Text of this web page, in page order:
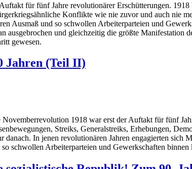
für fünf Jahre revolutionärer Erschütterungen.
Konflikte wie nie zuvor und auch nie
Ausmaß und so schwollen Arbeiterparteien und
ausgebrochen und gleichzeitig die größte
gewesen.
Jahren (Teil II)
Novemberrevolution 1918 war erst der Auftakt für fünf
Streiks, Generalstreiks, Erhebungen,
danach. In jenen revolutionären Jahren engagierten
schwollen Arbeiterparteien und Gewerkschaften binnen